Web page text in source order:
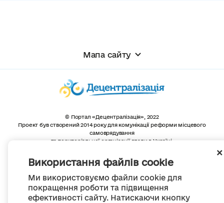
Використання файлів cookie
Ми використовуємо файли cookie для
покращення роботи та підвищення
ефективності сайту. Натискаючи кнопку
Мапа сайту
© Портал «Децентралізація», 2022
Проект був створений 2014 року для комунікації реформи місцевого
самоврядування
та територіальної організації влади в Україні.
Весь контент доступний за ліцензією
Creative Commons Attribution 4.0 International license,
якщо не зазначено інше